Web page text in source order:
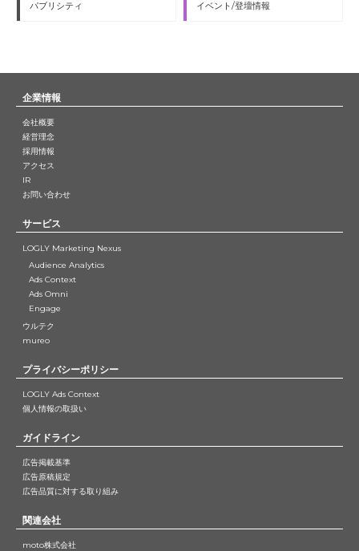
パブリシティ イベント/登壇情報
企業情報
会社概要
経営理念
採用情報
アクセス
IR
お問い合わせ
サービス
LOGLY Marketing Nexus
Audience Analytics
Ads Context
Ads Omni
Engage
ウルテク
mureo
プライバシーポリシー
LOGLY Ads Context
個人情報の取扱い
ガイドライン
広告掲載基準
広告原稿規定
広告品質に対する取り組み
関連会社
moto株式会社